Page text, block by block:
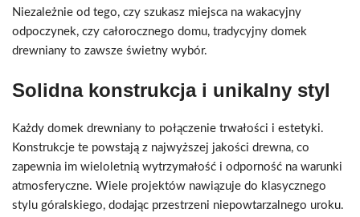
Niezależnie od tego, czy szukasz miejsca na wakacyjny
odpoczynek, czy całorocznego domu, tradycyjny domek
drewniany to zawsze świetny wybór.
Solidna konstrukcja i unikalny styl
Każdy domek drewniany to połączenie trwałości i estetyki.
Konstrukcje te powstają z najwyższej jakości drewna, co
zapewnia im wieloletnią wytrzymałość i odporność na warunki
atmosferyczne. Wiele projektów nawiązuje do klasycznego
stylu góralskiego, dodając przestrzeni niepowtarzalnego uroku.